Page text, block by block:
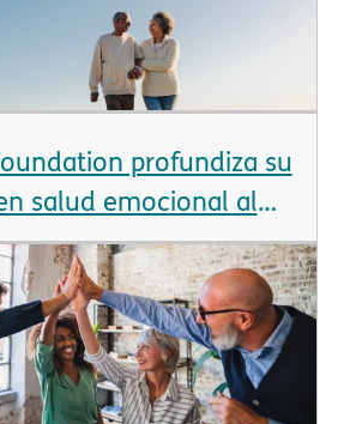
profundiza su
salud emocional al
de $12 millones en